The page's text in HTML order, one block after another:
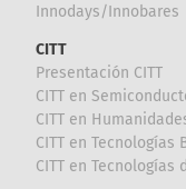
Innodays/Innobares
CITT
Presentación CITT
CITT en
CITT en
CITT en
CITT en Tecnologías